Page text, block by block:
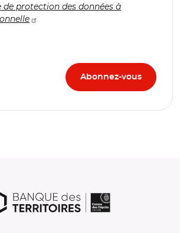
de protection des données à